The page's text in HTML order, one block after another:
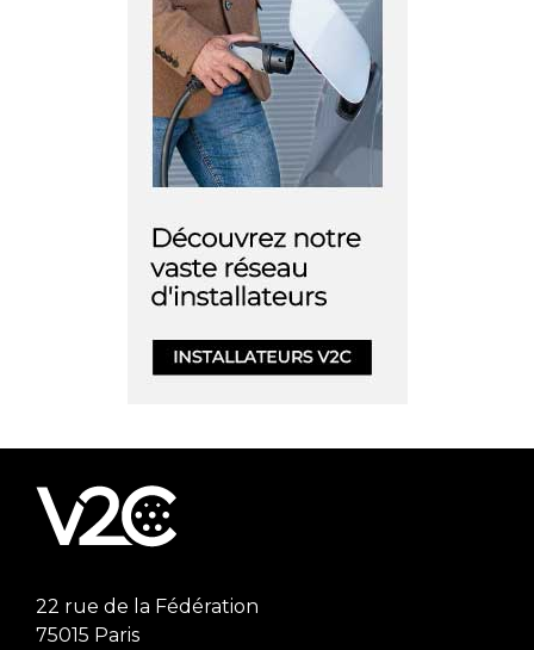
22 rue de la Fédération
75015 Paris